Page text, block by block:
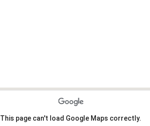
This page can't load Google Maps correctly.